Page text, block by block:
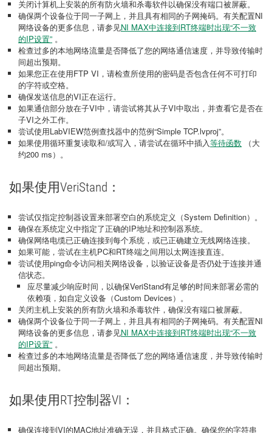
关闭计算机上安装的所有防火墙和杀毒软件以确保没有端口被屏蔽。
确保两个设备位于同一子网上，并且具有相同的子网掩码。有关配置NI
网络设备的更多信息，请参见NI MAX中连接到RT终端时出现“不一致
的IP设置” 。
检查过多的本地网络流量是否降低了您的网络通信速度，并导致传输时
间超出预期。
如果您正在使用FTP VI，请检查所使用的密码是否包含任何不可打印
的字符或空格。
确保发送信息的VI正在运行。
如果通信部分放在子VI中，请尝试将其从子VI中取出，并查看它是否在
子VI之外工作。
尝试使用LabVIEW范例查找器中的范例“Simple TCP.lvproj”。
如果使用循环重复读取和/或写入，请尝试在循环中插入等待函数 （大
约200 ms）。
如果使用VeriStand：
尝试仅指定控制器设置来部署空白的系统定义（System Definition）。
确保在系统定义中指定了正确的IP地址和控制器系统。
确保网络电缆已正确连接到每个系统，或已正确建立无线网络连接。
如果可能，尝试在主机PC和RT终端之间用以太网连接直连。
尝试使用ping命令访问相关网络设备，以验证设备是否仍处于连接并通
信状态。
应尽量减少响应时间，以确保VeriStand有足够的时间来部署必需的
依赖项，如自定义设备（Custom Devices）。
关闭主机上安装的所有防火墙和杀毒软件，确保没有端口被屏蔽。
确保两个设备位于同一子网上，并且具有相同的子网掩码。有关配置NI
网络设备的更多信息，请参见NI MAX中连接到RT终端时出现“不一致
的IP设置” 。
检查过多的本地网络流量是否降低了您的网络通信速度，并导致传输时
间超出预期。
如果使用RT控制器VI：
确保连接到VI的MAC地址准确无误，并且格式正确。确保您的字符串